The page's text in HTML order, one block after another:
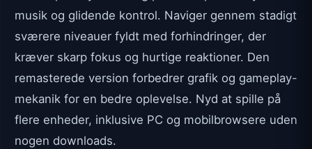
musik og glidende kontrol. Naviger gennem stadigt
sværere niveauer fyldt med forhindringer, der
kræver skarp fokus og hurtige reaktioner. Den
remasterede version forbedrer grafik og gameplay-
mekanik for en bedre oplevelse. Nyd at spille på
flere enheder, inklusive PC og mobilbrowsere uden
nogen downloads.